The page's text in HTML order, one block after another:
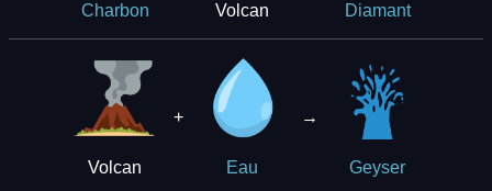
Charbon Volcan Diamant
Volcan
+
Eau
→
Geyser